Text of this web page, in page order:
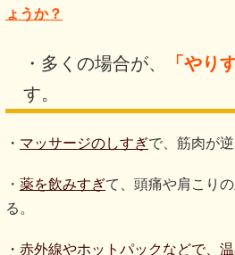
ょうか？
・多くの場合が、 「やり
す。
・ マッサージのしすぎで、筋肉が
・ 薬を飲みすぎて、頭痛や肩こり
る。
・赤外線やホットパックなどで、